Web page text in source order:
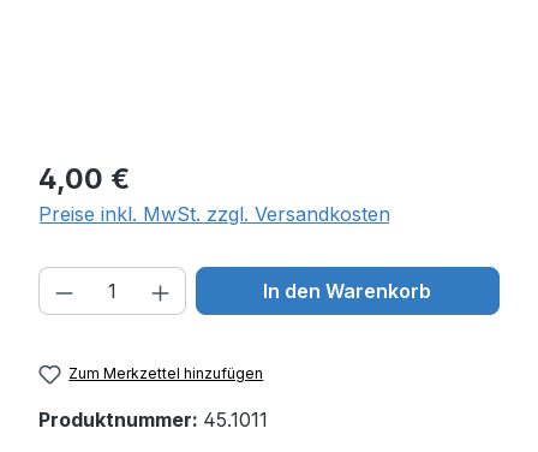
Regulärer Preis:
4,00 €
Preise inkl. MwSt. zzgl. Versandkosten
Produkt Anzahl: Gib den
In den Warenkorb
Zum Merkzettel hinzufügen
Produktnummer: 45.1011